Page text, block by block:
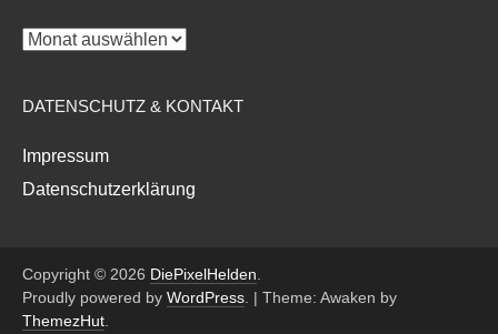
Archiv
DATENSCHUTZ & KONTAKT
Impressum
Datenschutzerklärung
Copyright © 2026 DiePixelHelden
Proudly powered by WordPress | Theme: Awaken by
ThemezHut